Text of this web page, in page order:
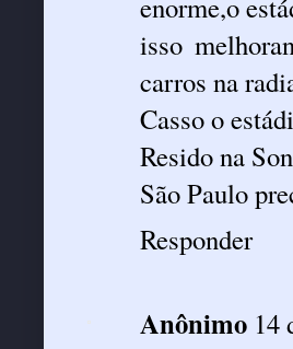
enorme,o
isso
carros na
Casso o
Resido na
São Paulo
Responder
Anônimo 14